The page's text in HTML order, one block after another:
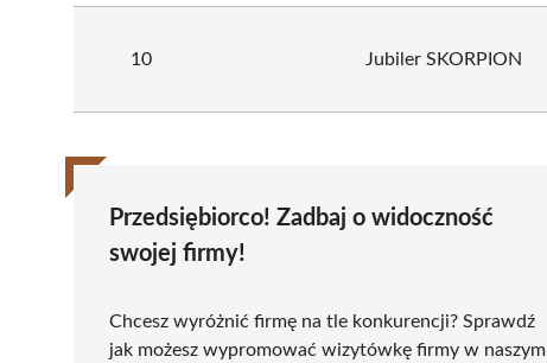
10 Jubiler SKORPION
Przedsiębiorco! Zadbaj o widoczność
swojej firmy!
Chcesz wyróżnić firmę na tle konkurencji? Sprawdź
jak możesz wypromować wizytówkę firmy w naszym